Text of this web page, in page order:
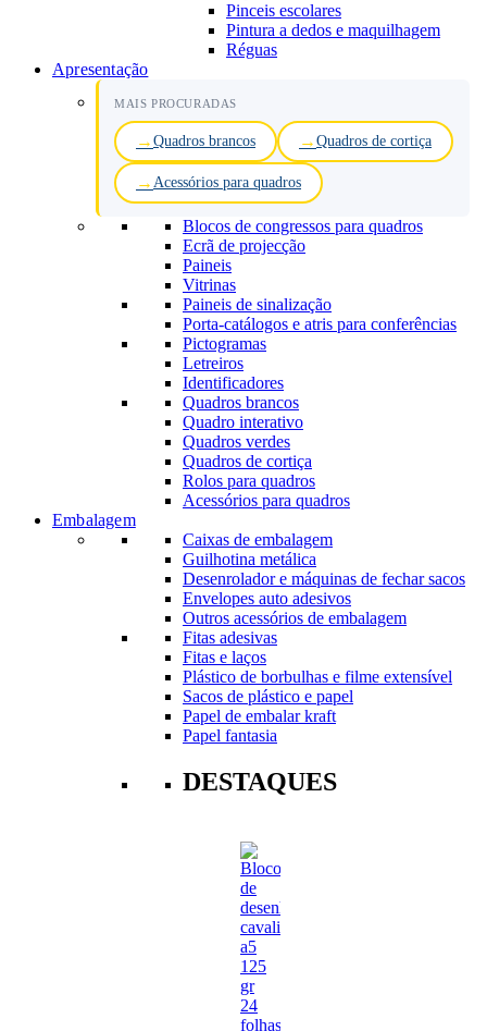
Pinceis escolares
Pintura a dedos e maquilhagem
Réguas
Apresentação
MAIS PROCURADAS
Quadros brancos Quadros de cortiça
Acessórios para quadros
Blocos de congressos para quadros
Ecrã de projecção
Paineis
Vitrinas
Paineis de sinalização
Porta-catálogos e atris para conferências
Pictogramas
Letreiros
Identificadores
Quadros brancos
Quadro interativo
Quadros verdes
Quadros de cortiça
Rolos para quadros
Acessórios para quadros
Embalagem
Caixas de embalagem
Guilhotina metálica
Desenrolador e máquinas de fechar sacos
Envelopes auto adesivos
Outros acessórios de embalagem
Fitas adesivas
Fitas e laços
Plástico de borbulhas e filme extensível
Sacos de plástico e papel
Papel de embalar kraft
Papel fantasia
DESTAQUES